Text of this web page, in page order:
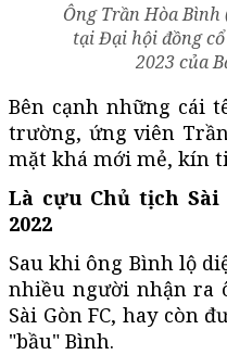
Ông Trần Hòa
tại Đại hội đồng
2023 của
Bên cạnh những cái
trường, ứng viên
mặt khá mới mẻ, kín
Là cựu Chủ tịch Sài
2022
Sau khi ông Bình lộ
nhiều người nhận ra
Sài Gòn FC, hay còn
"bầu" Bình.